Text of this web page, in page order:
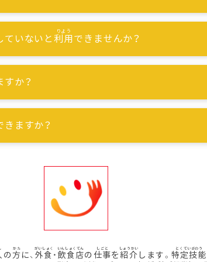
ていないと利用できませんか？
すか？
きますか？
の方に、 外食 ・ 飲食店の 仕事を紹介 します。 特定技能